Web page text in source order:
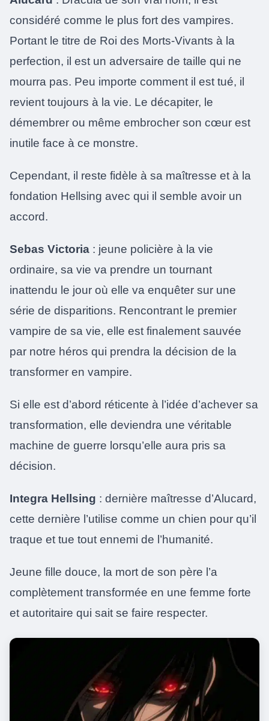
considéré comme le plus fort des vampires.
Portant le titre de Roi des Morts-Vivants à la
perfection, il est un adversaire de taille qui ne
mourra pas. Peu importe comment il est tué, il
revient toujours à la vie. Le décapiter, le
démembrer ou même embrocher son cœur est
inutile face à ce monstre.
Cependant, il reste fidèle à sa maîtresse et à la
fondation Hellsing avec qui il semble avoir un
accord.
Sebas Victoria : jeune policière à la vie
ordinaire, sa vie va prendre un tournant
inattendu le jour où elle va enquêter sur une
série de disparitions. Rencontrant le premier
vampire de sa vie, elle est finalement sauvée
par notre héros qui prendra la décision de la
transformer en vampire.
Si elle est d’abord réticente à l’idée d’achever sa
transformation, elle deviendra une véritable
machine de guerre lorsqu’elle aura pris sa
décision.
Integra Hellsing : dernière maîtresse d’Alucard,
cette dernière l’utilise comme un chien pour qu’il
traque et tue tout ennemi de l’humanité.
Jeune fille douce, la mort de son père l’a
complètement transformée en une femme forte
et autoritaire qui sait se faire respecter.